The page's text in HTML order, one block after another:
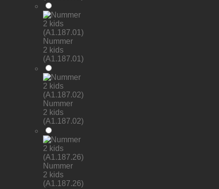
Nummer
2 kids
(A1.187.01)
Nummer
2 kids
(A1.187.02)
Nummer
2 kids
(A1.187.26)